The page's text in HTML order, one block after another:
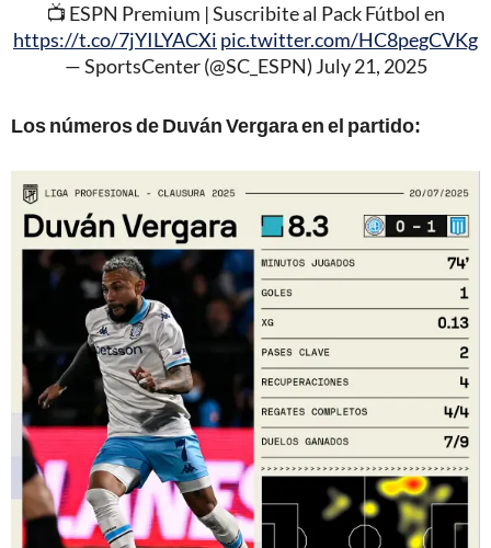
📺 ESPN Premium | Suscribite al Pack Fútbol en
https://t.co/7jYILYACXi pic.twitter.com/HC8pegCVKg
— SportsCenter (@SC_ESPN) July 21, 2025
Los números de Duván Vergara en el partido: